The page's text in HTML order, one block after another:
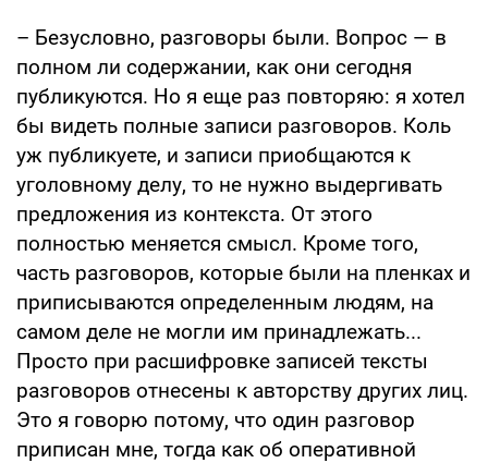
– Безусловно, разговоры были. Вопрос — в
полном ли содержании, как они сегодня
публикуются. Но я еще раз повторяю: я хотел
бы видеть полные записи разговоров. Коль
уж публикуете, и записи приобщаются к
уголовному делу, то не нужно выдергивать
предложения из контекста. От этого
полностью меняется смысл. Кроме того,
часть разговоров, которые были на пленках и
приписываются определенным людям, на
самом деле не могли им принадлежать...
Просто при расшифровке записей тексты
разговоров отнесены к авторству других лиц.
Это я говорю потому, что один разговор
приписан мне, тогда как об оперативной